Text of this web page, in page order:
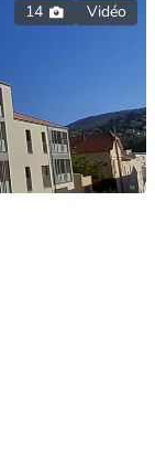
14 Vidéo